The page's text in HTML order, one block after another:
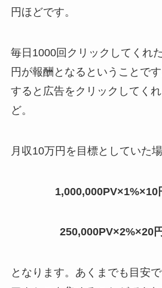
円ほどです。
毎日1000回クリックしてくれ
円が報酬となるということで
すると広告をクリックしてく
ど。
月収10万円を目標としていた
1,000,000PV×1%×10
250,000PV×2%×20
となります。あくまでも目安